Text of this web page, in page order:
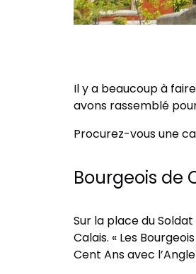
Il y a beaucoup à
avons rassemblé
Procurez-vous une
Bourgeois de
Sur la place du
Calais. « Les
Cent Ans avec